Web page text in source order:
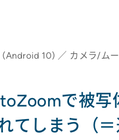
10) ／ カメラ/ム
で被写
てしまう（